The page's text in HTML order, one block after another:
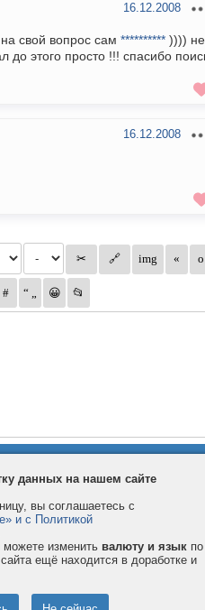
16.12.2008
свой вопрос сам ********** )))) не
до этого просто !!! спасибо
16.12.2008
Правила и условия
Форумы
данных на нашем сайте
вы соглашаетесь с
и с Политикой
изменить валюту и язык по
ещё находится в доработке и